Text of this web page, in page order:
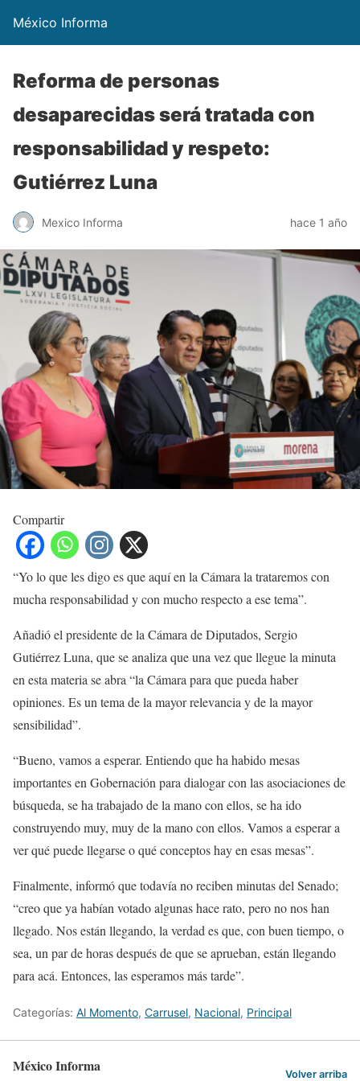
México Informa
Reforma de personas
desaparecidas será tratada con
responsabilidad y respeto:
Gutiérrez Luna
Mexico Informa hace 1 año
Compartir
“Yo lo que les digo es que aquí en la Cámara la trataremos con
mucha responsabilidad y con mucho respecto a ese tema”.
Añadió el presidente de la Cámara de Diputados, Sergio
Gutiérrez Luna, que se analiza que una vez que llegue la minuta
en esta materia se abra “la Cámara para que pueda haber
opiniones. Es un tema de la mayor relevancia y de la mayor
sensibilidad”.
“Bueno, vamos a esperar. Entiendo que ha habido mesas
importantes en Gobernación para dialogar con las asociaciones de
búsqueda, se ha trabajado de la mano con ellos, se ha ido
construyendo muy, muy de la mano con ellos. Vamos a esperar a
ver qué puede llegarse o qué conceptos hay en esas mesas”.
Finalmente, informó que todavía no reciben minutas del Senado;
“creo que ya habían votado algunas hace rato, pero no nos han
llegado. Nos están llegando, la verdad es que, con buen tiempo, o
sea, un par de horas después de que se aprueban, están llegando
para acá. Entonces, las esperamos más tarde”.
Categorías: Al Momento, Carrusel, Nacional, Principal
México Informa Volver arriba